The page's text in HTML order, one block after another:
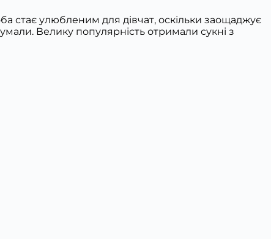
стає улюбленим для дівчат, оскільки заощаджує
Велику популярність отримали сукні з